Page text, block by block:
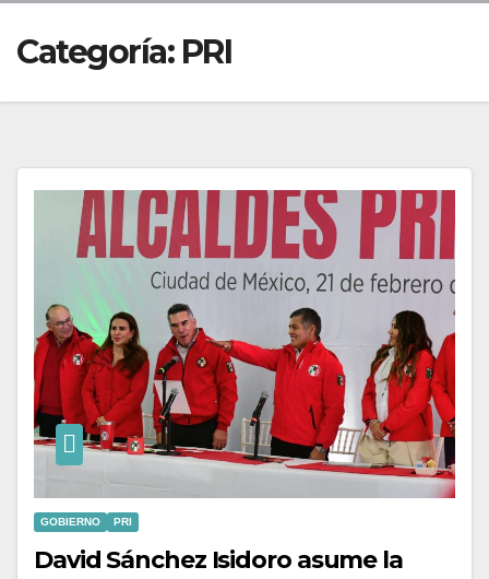
Categoría: PRI
GOBIERNO PRI
David Sánchez Isidoro asume la